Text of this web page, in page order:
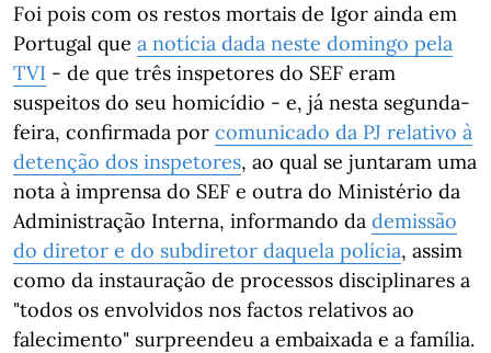
Foi pois com os restos mortais de Igor ainda em
Portugal que a notícia dada neste domingo pela
TVI - de que três inspetores do SEF eram
suspeitos do seu homicídio - e, já nesta segunda-
feira, confirmada por comunicado da PJ relativo à
detenção dos inspetores, ao qual se juntaram uma
nota à imprensa do SEF e outra do Ministério da
Administração Interna, informando da demissão
do diretor e do subdiretor daquela polícia, assim
como da instauração de processos disciplinares a
"todos os envolvidos nos factos relativos ao
falecimento" surpreendeu a embaixada e a família.